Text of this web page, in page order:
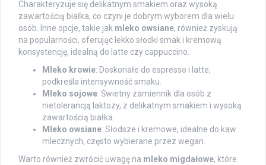
Charakteryzuje się delikatnym smakiem oraz wysoką
zawartością białka, co czyni je dobrym wyborem dla wielu
osób. Inne opcje, takie jak mleko owsiane, również zyskują
na popularności, oferując lekko słodki smak i kremową
konsystencję, idealną do latte czy cappuccino.
Mleko krowie: Doskonałe do espresso i latte,
podkreśla intensywność smaku.
Mleko sojowe: Świetny zamiennik dla osób z
nietolerancją laktozy, z delikatnym smakiem i wysoką
zawartością białka.
Mleko owsiane: Słodsze i kremowe, idealne do kaw
mlecznych, często wybierane przez wegan.
Warto również zwrócić uwagę na mleko migdałowe, które